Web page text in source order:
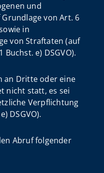
und
von Art. 6
in
von Straftaten (auf
e) DSGVO).
an Dritte oder eine
nicht statt, es sei
Verpflichtung
DSGVO).
Abruf folgender